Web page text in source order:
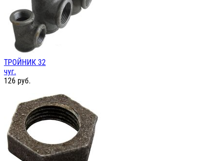
ТРОЙНИК 32
чуг.
126 руб.